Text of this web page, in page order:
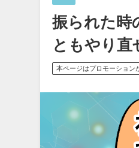
振られた時
ともやり直
本ページはプロモーション